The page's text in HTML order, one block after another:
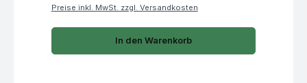
Preise inkl. MwSt. zzgl. Versandkosten
In den Warenkorb